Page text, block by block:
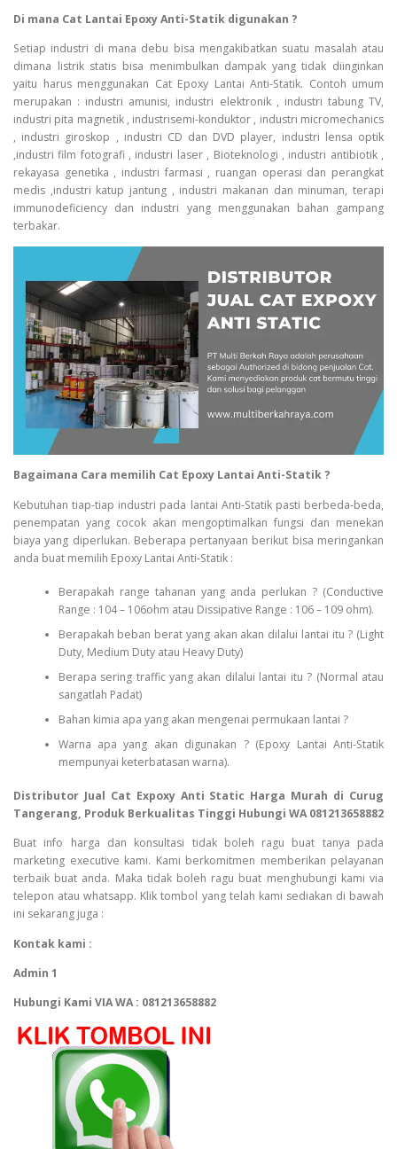
Di mana Cat Lantai Epoxy Anti-Statik digunakan ?
Setiap industri di mana debu bisa mengakibatkan suatu masalah atau
dimana listrik statis bisa menimbulkan dampak yang tidak diinginkan
yaitu harus menggunakan Cat Epoxy Lantai Anti-Statik. Contoh umum
merupakan : industri amunisi, industri elektronik , industri tabung TV,
industri pita magnetik , industrisemi-konduktor , industri micromechanics
, industri giroskop , industri CD dan DVD player, industri lensa optik
,industri film fotografi , industri laser , Bioteknologi , industri antibiotik ,
rekayasa genetika , industri farmasi , ruangan operasi dan perangkat
medis ,industri katup jantung , industri makanan dan minuman, terapi
immunodeficiency dan industri yang menggunakan bahan gampang
terbakar.
Bagaimana Cara memilih Cat Epoxy Lantai Anti-Statik ?
Kebutuhan tiap-tiap industri pada lantai Anti-Statik pasti berbeda-beda,
penempatan yang cocok akan mengoptimalkan fungsi dan menekan
biaya yang diperlukan. Beberapa pertanyaan berikut bisa meringankan
anda buat memilih Epoxy Lantai Anti-Statik :
Berapakah range tahanan yang anda perlukan ? (Conductive
Range : 104 – 106ohm atau Dissipative Range : 106 – 109 ohm).
Berapakah beban berat yang akan akan dilalui lantai itu ? (Light
Duty, Medium Duty atau Heavy Duty)
Berapa sering traffic yang akan dilalui lantai itu ? (Normal atau
sangatlah Padat)
Bahan kimia apa yang akan mengenai permukaan lantai ?
Warna apa yang akan digunakan ? (Epoxy Lantai Anti-Statik
mempunyai keterbatasan warna).
Distributor Jual Cat Expoxy Anti Static Harga Murah di Curug
Tangerang, Produk Berkualitas Tinggi Hubungi WA 081213658882
Buat info harga dan konsultasi tidak boleh ragu buat tanya pada
marketing executive kami. Kami berkomitmen memberikan pelayanan
terbaik buat anda. Maka tidak boleh ragu buat menghubungi kami via
telepon atau whatsapp. Klik tombol yang telah kami sediakan di bawah
ini sekarang juga :
Kontak kami :
Admin 1
Hubungi Kami VIA WA : 081213658882